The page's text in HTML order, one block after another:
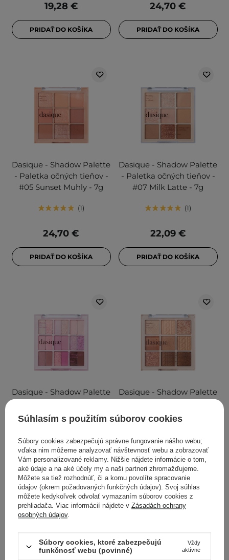
19,28 €
PRIDAŤ DO KOŠÍKA
24,70 €
PRIDAŤ DO KOŠÍKA
Dasique - Shadow Palette
- Paletka očných tieňov -
#05 Sunset Muhly - 7g
1
24,70 €
PRIDAŤ DO KOŠÍKA
Dasique - Shadow Palette
- Paletka očných tieňov -
#07 Milk Latte - 7g
1
22,09 €
PRIDAŤ DO KOŠÍKA
Dasique - Shadow Palette
Paletka 18 očných tieňov -
#18 Berry Smoothie - 7g
21,51 €
PRIDAŤ DO KOŠÍKA
Dasique - Shadow Palette
očných tieňov - #15 Beige
23,90 €
PRIDAŤ DO KOŠÍKA
Súhlasím s použitím súborov cookies
Súbory cookies zabezpečujú správne fungovanie nášho webu;
vďaka nim môžeme analyzovať návštevnosť webu a zobrazovať
Vám personalizované reklamy. Nižšie nájdete informácie o tom,
aké údaje a na aké účely my a naši partneri zhromažďujeme.
Môžete sa tiež rozhodnúť, či a komu povolíte spracovanie
údajov (okrem požadovaných funkčných údajov). Svoj súhlas
môžete kedykoľvek odvolať vymazaním súborov cookies z
prehliadača. Viac informácií nájdete v Zásadách ochrany
osobných údajov.
Súbory cookies, ktoré zabezpečujú
funkčnosť webu (povinné)
Vždy
aktívne